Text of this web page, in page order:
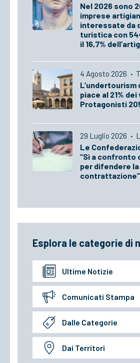
Nel 2026 sono
imprese
interessate da
turistica con
il 16,7%
4 Agosto 2026 ·
L’undertourism
piace al 21%
Protagonisti
29 Luglio 2026 ·
Le
“Sì a confronto
per difendere
contrattazione”
Esplora le categorie di
Ultime Notizie
Comunicati Stampa
Dalle Categorie
Dai Territori